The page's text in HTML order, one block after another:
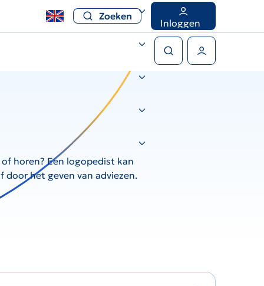
Zoeken
Inloggen
horen? Een logopedist kan
door het geven van adviezen.